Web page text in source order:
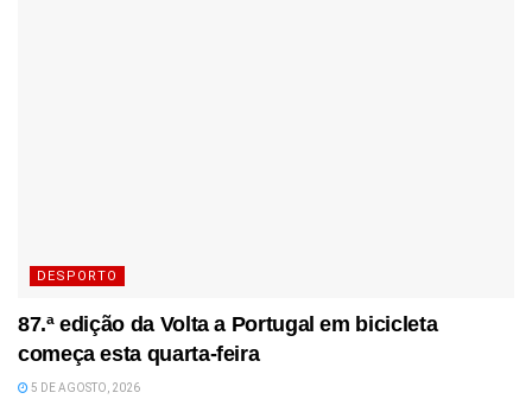
DESPORTO
87.ª edição da Volta a Portugal em bicicleta
começa esta quarta-feira
5 DE AGOSTO, 2026